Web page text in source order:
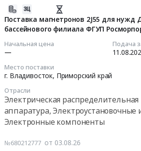
Поставка магнетронов 2J55 для нужд
бассейнового филиала ФГУП
Начальная цена
—
Подача
Место поставки
г. Владивосток, Приморский край
Отрасли
Электрическая
аппаратура, Электроустановочные
Электронные компоненты
№680212777 от 03.08.26